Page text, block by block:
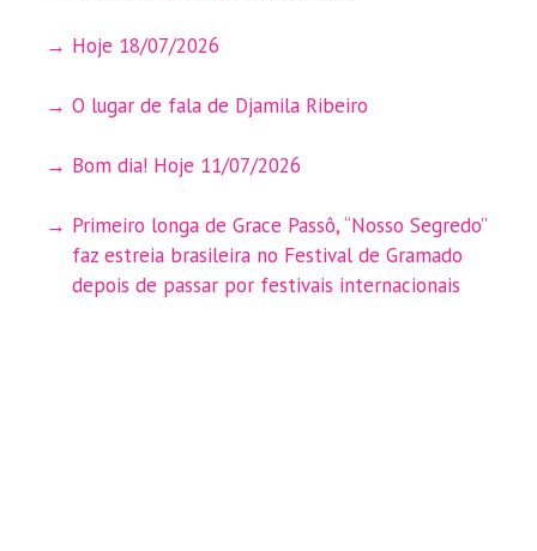
Hoje 18/07/2026
O lugar de fala de Djamila Ribeiro
Bom dia! Hoje 11/07/2026
Primeiro longa de Grace Passô, “Nosso Segredo”
faz estreia brasileira no Festival de Gramado
depois de passar por festivais internacionais